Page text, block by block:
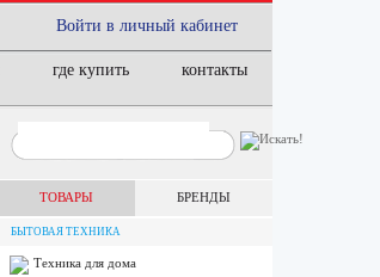
Войти в личный кабинет
где купить контакты
ТОВАРЫ БРЕНДЫ
БЫТОВАЯ ТЕХНИКА
Техника для дома